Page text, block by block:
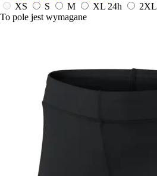
XS
S M XL 24h 2XL
To pole jest wymagane